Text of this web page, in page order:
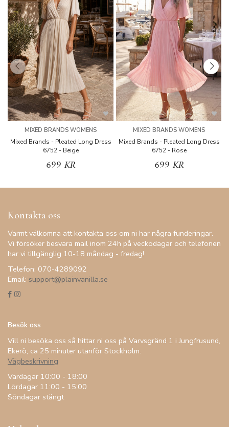
MIXED BRANDS WOMENS
Mixed Brands - Pleated Long Dress
6752 - Beige
699 KR
MIXED BRANDS WOMENS
Mixed Brands - Pleated Long Dress
6752 - Rose
699 KR
Kontakta oss
Varmt välkomna att kontakta oss om ni har några funderingar.
Vi försöker besvara mail inom 24h på veckodagar och telefonen
har vi tillgänglig 10-18 måndag - fredag!
Telefon: 070-4289092
Email: support@plainvanilla.se
Besök oss
Vill ni besöka oss så hittar ni oss på Varvsgränd 1 i Jungfrusund,
Ekerö, ca 25 minuter utanför Stockholm.
Vägbeskrivning
Vardagar 10:00 - 18:00
Lördagar 11:00 - 15:00
Söndagar stängt